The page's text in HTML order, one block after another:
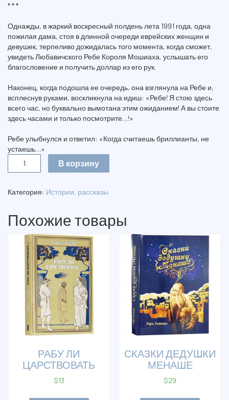
* * *
Однажды, в жаркий воскресный полдень лета 1991 года, одна
пожилая дама, стоя в длинной очереди еврейских женщин и
девушек, терпеливо дожидалась того момента, когда сможет,
увидеть Любавичского Ребе Короля Мошиаха, услышать его
благословение и получить доллар из его рук.
Наконец, когда подошла ее очередь, она взглянула на Ребе и,
всплеснув руками, воскликнула на идиш: «Ребе! Я стою здесь
всего час, но буквально вымотана этим ожиданием! А вы стоите
здесь часами и только посмотрите…!»
Ребе улыбнулся и ответил: «Когда считаешь бриллианты, не
устаешь…»
БРИЛЛИАНТЫ
РЕБЕ
В корзину
Категория: Истории, рассказы
Похожие товары
РАБУ ЛИ
ЦАРСТВОВАТЬ
$13
СКАЗКИ ДЕДУШКИ
МЕНАШЕ
$29